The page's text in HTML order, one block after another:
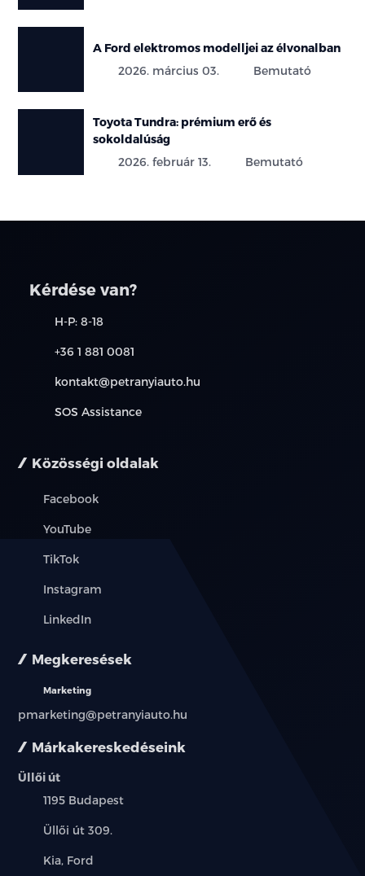
A Ford elektromos modelljei az élvonalban
2026. március 03.
Bemutató
Toyota Tundra: prémium erő és
sokoldalúság
2026. február 13.
Bemutató
Márkakereskedéseink
Üllői út
Település:
1195 Budapest
Cím:
Üllői út 309.
Márkák:
Kia, Ford
Kérdése van?
H-P: 8-18
+36 1 881 0081
kontakt@petranyiauto.hu
SOS Assistance
Közösségi oldalak
Facebook
YouTube
TikTok
Instagram
LinkedIn
Megkeresések
Marketing
pmarketing@petranyiauto.hu